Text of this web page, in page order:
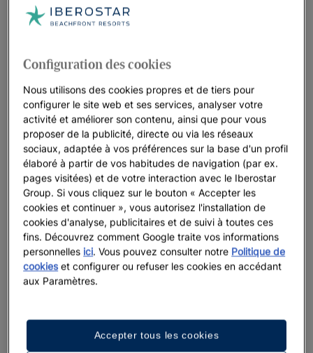
NUMÉRO DE TÉLÉPHONE
QUELS SONT LES ESPACES OU LES SERVICES REQUIS
POUR L’ÉVÉNEMENT?
PAYS D’ORIGINE
COMMENT NOUS AVEZ-VOUS CONNUS?
Configuration des cookies
Nous utilisons des cookies propres et de tiers pour
configurer le site web et ses services, analyser votre
activité et améliorer son contenu, ainsi que pour vous
proposer de la publicité, directe ou via les réseaux
sociaux, adaptée à vos préférences sur la base d'un profil
élaboré à partir de vos habitudes de navigation (par ex.
pages visitées) et de votre interaction avec le Iberostar
Group. Si vous cliquez sur le bouton « Accepter les
cookies et continuer », vous autorisez l'installation de
cookies d'analyse, publicitaires et de suivi à toutes ces
fins. Découvrez comment Google traite vos informations
personnelles ici. Vous pouvez consulter notre Politique de
cookies et configurer ou refuser les cookies en accédant
aux Paramètres.
Accepter tous les cookies